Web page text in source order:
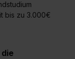
bis zu 3.000€